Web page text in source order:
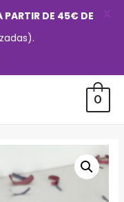
0
PARTIR DE 45€ DE
X